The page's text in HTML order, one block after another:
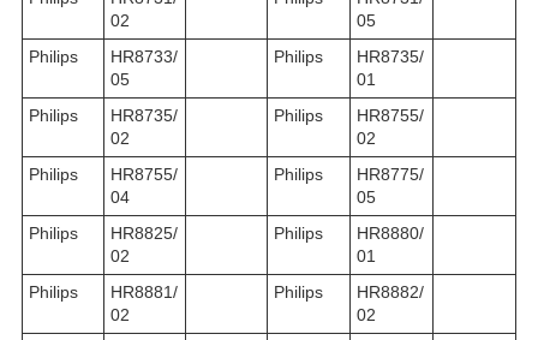
02
05
Philips
HR8733/
05
Philips
HR8735/
01
Philips
HR8735/
02
Philips
HR8755/
02
Philips
HR8755/
04
Philips
HR8775/
05
Philips
HR8825/
02
Philips
HR8880/
01
Philips
HR8881/
02
Philips
HR8882/
02